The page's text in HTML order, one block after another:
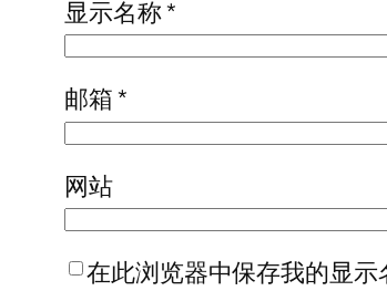
显示名称*
邮箱*
网站
在此浏览器中保存我的显示